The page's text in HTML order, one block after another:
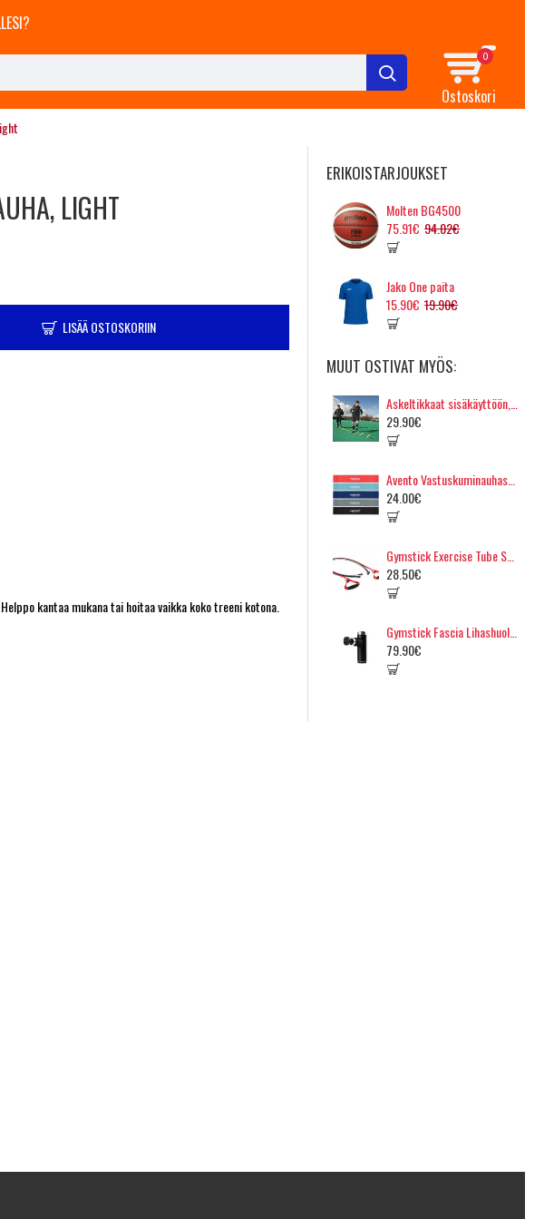
Ostoskori
0
LIGHT
LISÄÄ OSTOSKORIIN
kantaa mukana tai hoitaa vaikka koko treeni kotona.
ERIKOISTARJOUKSET
Molten BG4500
75.91€ 94.02€
Jako One paita
15.90€ 19.90€
MUUT OSTIVAT MYÖS:
29.90€
24.00€
28.50€
79.90€